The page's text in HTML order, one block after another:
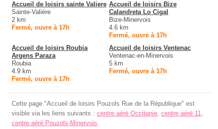
Accueil de loisirs sainte Valiere
Sainte-Valière
2 km
Fermé, ouvre à 17h
Accueil de loisirs Bize
Calandreta Lo Cigal
Bize-Minervois
4.6 km
Fermé, ouvre à 17h
Accueil de loisirs Roubia
Argens Paraza
Roubia
4.9 km
Fermé, ouvre à 17h
Accueil de loisirs Ventenac
Ventenac-en-Minervois
5 km
Fermé, ouvre à 17h
Cette page "Accueil de loisirs Pouzols Rue de la République" est
visible via les liens suivants : centre aéré Occitanie, centre aéré 11,
centre aéré Pouzols-Minervois.